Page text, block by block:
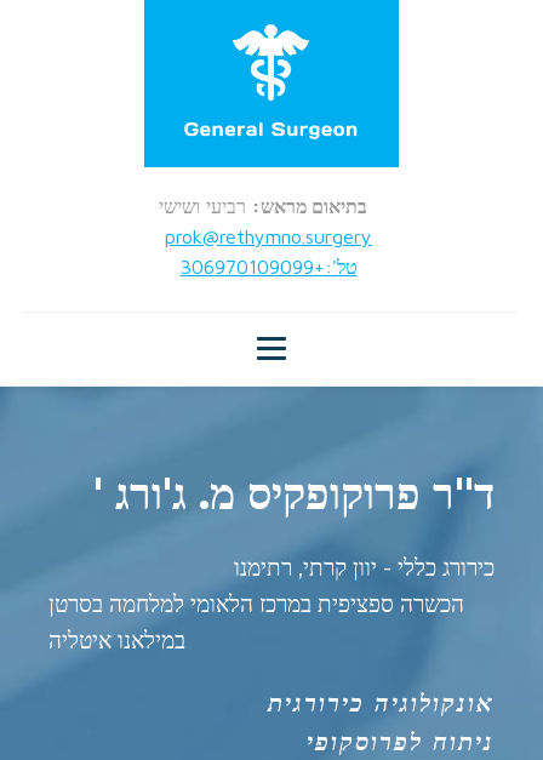
בתיאום מראש: רביעי ושישי
prok@rethymno.surgery
טל':+306970109099
ד"ר פרוקופקיס מ. ג'ורג '
כירורג כללי - יוון קרתי, רתימנו
הכשרה ספציפית במרכז הלאומי למלחמה בסרטן
במילאנו איטליה
אונקולוגיה כירורגית
ניתוח לפרוסקופי